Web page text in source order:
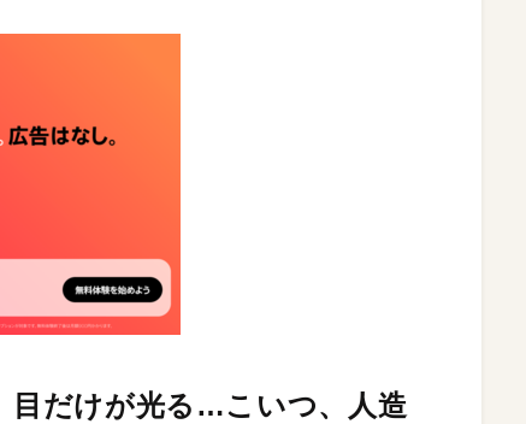
目だけが光る…こいつ、人造